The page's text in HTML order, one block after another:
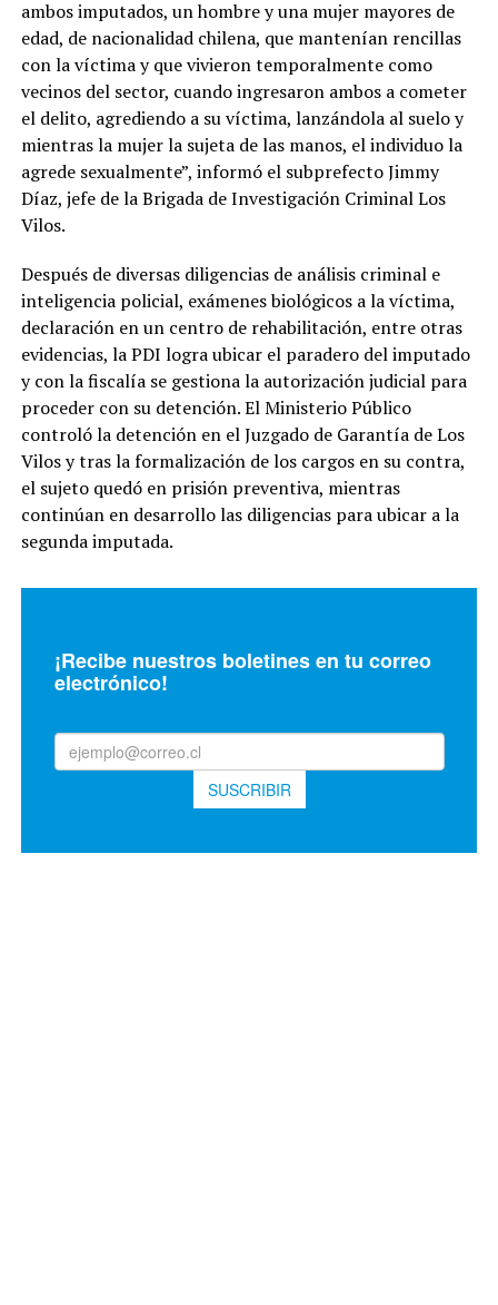
ambos imputados, un hombre y una mujer mayores de
edad, de nacionalidad chilena, que mantenían rencillas
con la víctima y que vivieron temporalmente como
vecinos del sector, cuando ingresaron ambos a cometer
el delito, agrediendo a su víctima, lanzándola al suelo y
mientras la mujer la sujeta de las manos, el individuo la
agrede sexualmente”, informó el subprefecto Jimmy
Díaz, jefe de la Brigada de Investigación Criminal Los
Vilos.
Después de diversas diligencias de análisis criminal e
inteligencia policial, exámenes biológicos a la víctima,
declaración en un centro de rehabilitación, entre otras
evidencias, la PDI logra ubicar el paradero del imputado
y con la fiscalía se gestiona la autorización judicial para
proceder con su detención. El Ministerio Público
controló la detención en el Juzgado de Garantía de Los
Vilos y tras la formalización de los cargos en su contra,
el sujeto quedó en prisión preventiva, mientras
continúan en desarrollo las diligencias para ubicar a la
segunda imputada.